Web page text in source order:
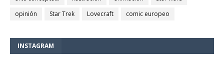
opinión
Star Trek Lovecraft comic europeo
INSTAGRAM